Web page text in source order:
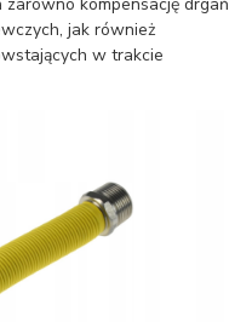
kompensację drgań
jak również
w trakcie